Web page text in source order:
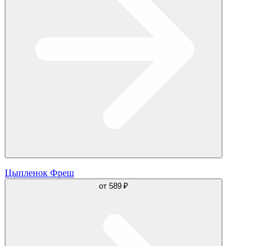
Цыпленок Фреш
от 589 ₽